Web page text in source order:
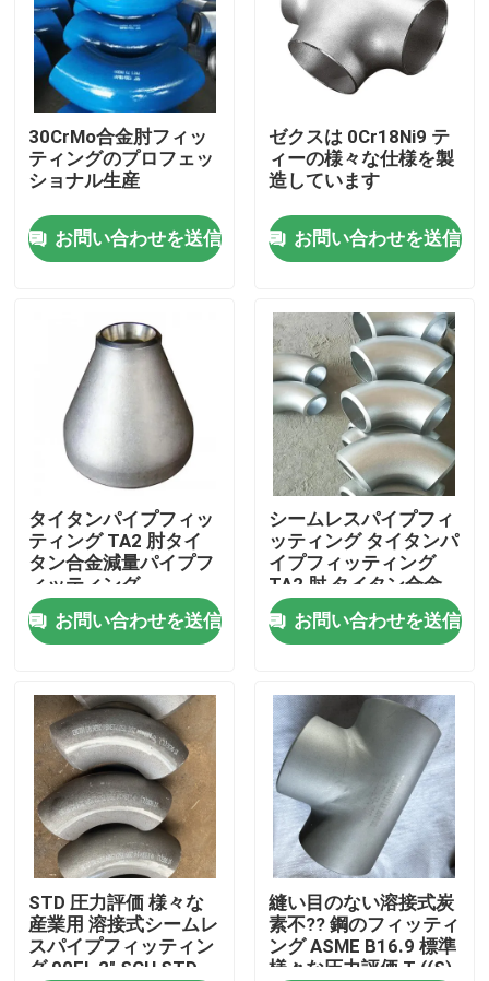
プロダクト
ビデオ
VRショー
私達について
工場旅行
品質管理
私達に連絡しなさい
ニュース
引用を要求しなさい
30CrMo合金肘フィッ
ティングのプロフェッ
ショナル生産
お問い合わせを送信
ゼクスは 0Cr18Ni9 テ
ィーの様々な仕様を製
造しています
お問い合わせを送信
タイタンパイプフィッ
ティング TA2 肘タイ
タン合金減量パイプフ
ィッティング
お問い合わせを送信
シームレスパイプフィ
ッティング タイタンパ
イプフィッティング
TA2 肘 タイタン合金
肘 タイタンニッケルジ
ルコニウムパイプフィ
ッティング
お問い合わせを送信
STD 圧力評価 様々な
産業用 溶接式シームレ
スパイプフィッティン
グ 90EL 2" SCH STD
縫い目のない溶接式炭
素不?? 鋼のフィッティ
ング ASME B16.9 標準
様々な圧力評価 T ((S)